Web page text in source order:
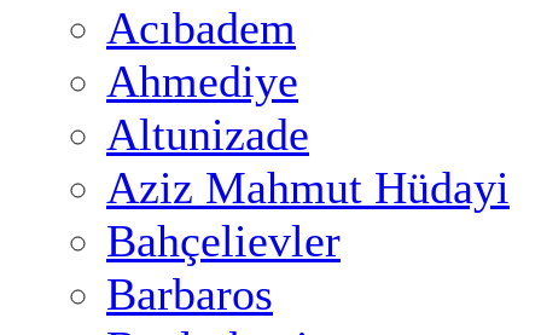
Acıbadem
Ahmediye
Altunizade
Aziz Mahmut Hüdayi
Bahçelievler
Barbaros